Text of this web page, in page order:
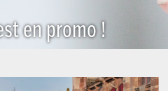
en promo !